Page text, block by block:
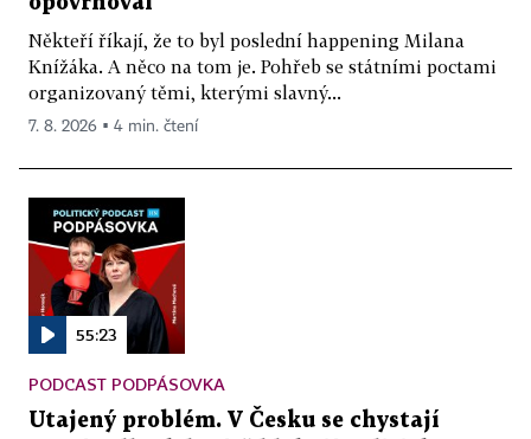
Někteří říkají, že to byl poslední happening Milana
Knížáka. A něco na tom je. Pohřeb se státními poctami
organizovaný těmi, kterými slavný...
7. 8. 2026 ▪ 4 min. čtení
55:23
PODCAST PODPÁSOVKA
Utajený problém. V Česku se chystají